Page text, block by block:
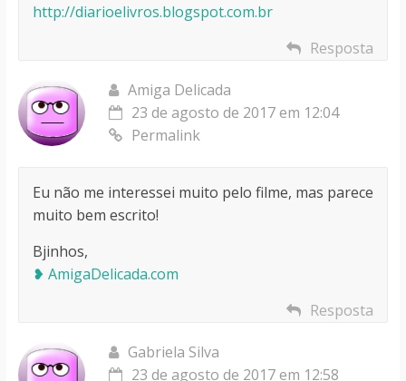
http://diarioelivros.blogspot.com.br
Resposta
Amiga Delicada
23 de agosto de 2017 em 12:04
Permalink
Eu não me interessei muito pelo filme, mas parece
muito bem escrito!
Bjinhos,
❥ AmigaDelicada.com
Resposta
Gabriela Silva
23 de agosto de 2017 em 12:58